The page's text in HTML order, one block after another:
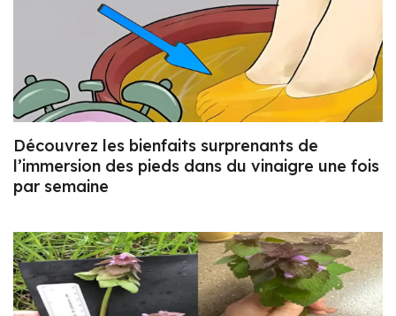
Découvrez les bienfaits surprenants de
l’immersion des pieds dans du vinaigre une fois
par semaine